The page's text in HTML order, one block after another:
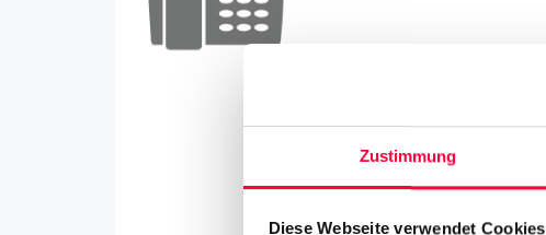
Zustimmung
Diese Webseite verwendet Cookies